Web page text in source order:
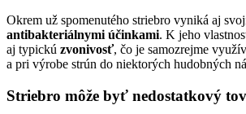
Okrem už spomenutého striebro vyniká aj
antibakteriálnymi účinkami. K jeho
aj typickú zvonivosť, čo je samozrejme
a pri výrobe strún do niektorých hudobných
Striebro môže byť nedostatkový